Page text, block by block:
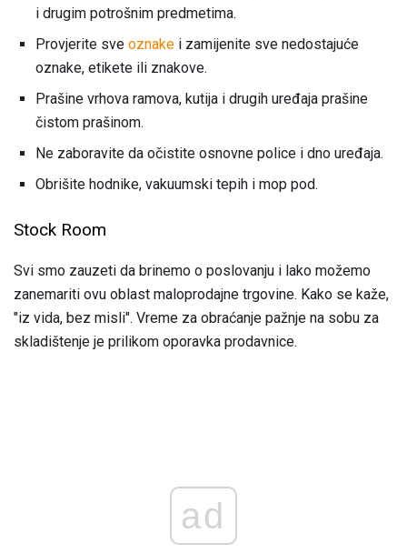
i drugim potrošnim predmetima.
Provjerite sve oznake i zamijenite sve nedostajuće
oznake, etikete ili znakove.
Prašine vrhova ramova, kutija i drugih uređaja prašine
čistom prašinom.
Ne zaboravite da očistite osnovne police i dno uređaja.
Obrišite hodnike, vakuumski tepih i mop pod.
Stock Room
Svi smo zauzeti da brinemo o poslovanju i lako možemo
zanemariti ovu oblast maloprodajne trgovine. Kako se kaže,
"iz vida, bez misli". Vreme za obraćanje pažnje na sobu za
skladištenje je prilikom oporavka prodavnice.
ad